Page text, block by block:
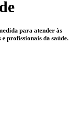
para atender às
e profissionais da saúde.